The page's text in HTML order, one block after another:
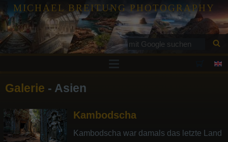
MICHAEL BREITUNG PHOTOGRAPHY
Services
Galerie
Galerie - Asien
Kambodscha
Kambodscha war damals das letzte Land